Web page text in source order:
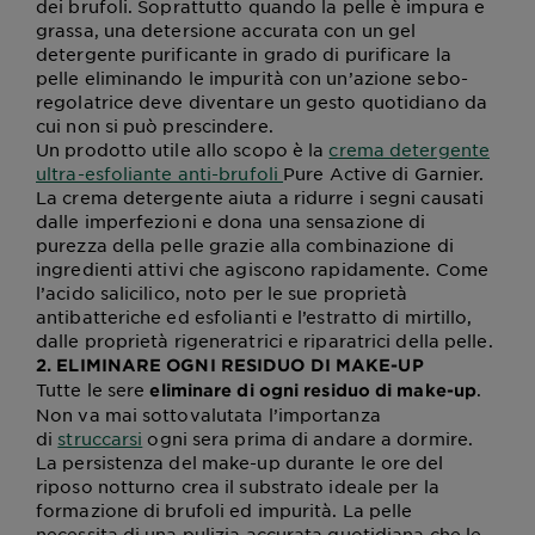
dei brufoli. Soprattutto quando la pelle è impura e
grassa, una detersione accurata con un gel
detergente purificante in grado di purificare la
pelle eliminando le impurità con un’azione sebo-
regolatrice deve diventare un gesto quotidiano da
cui non si può prescindere.
Un prodotto utile allo scopo è la crema detergente
ultra-esfoliante anti-brufoli Pure Active di Garnier.
La crema detergente aiuta a ridurre i segni causati
dalle imperfezioni e dona una sensazione di
purezza della pelle grazie alla combinazione di
ingredienti attivi che agiscono rapidamente. Come
l’acido salicilico, noto per le sue proprietà
antibatteriche ed esfolianti e l’estratto di mirtillo,
dalle proprietà rigeneratrici e riparatrici della pelle.
2. ELIMINARE OGNI RESIDUO DI MAKE-UP
Tutte le sereeliminare di ogni residuo di make-up.
Non va mai sottovalutata l’importanza
di struccarsi ogni sera prima di andare a dormire.
La persistenza del make-up durante le ore del
riposo notturno crea il substrato ideale per la
formazione di brufoli ed impurità. La pelle